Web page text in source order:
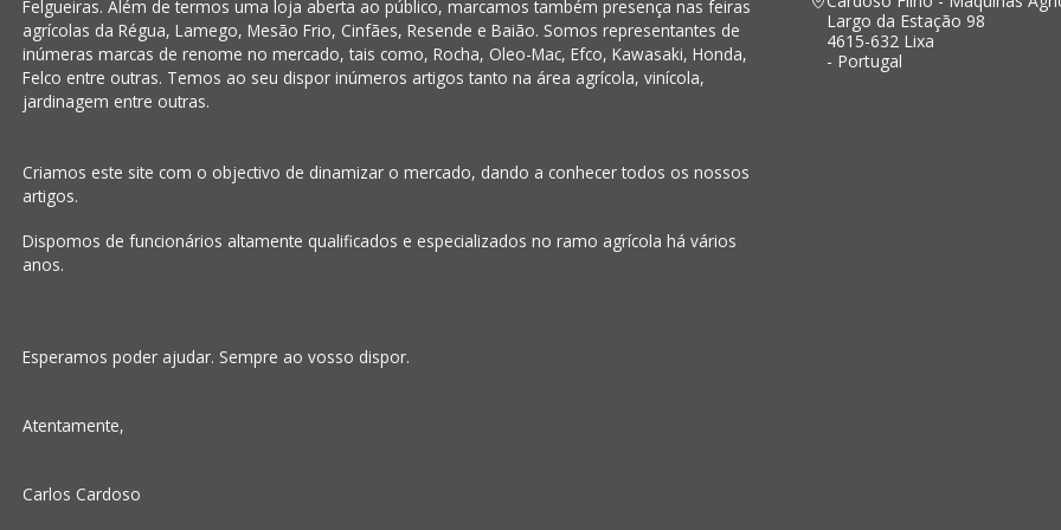
Felgueiras. Além de termos uma loja aberta ao público, marcamos também presença nas feiras
agrícolas da Régua, Lamego, Mesão Frio, Cinfães, Resende e Baião. Somos representantes de
inúmeras marcas de renome no mercado, tais como, Rocha, Oleo-Mac, Efco, Kawasaki, Honda,
Felco entre outras. Temos ao seu dispor inúmeros artigos tanto na área agrícola, vinícola,
jardinagem entre outras.
Criamos este site com o objectivo de dinamizar o mercado, dando a conhecer todos os nossos
artigos.
Dispomos de funcionários altamente qualificados e especializados no ramo agrícola há vários
anos.
Esperamos poder ajudar. Sempre ao vosso dispor.
Atentamente,
Carlos Cardoso
Largo da Estação 98
4615-632 Lixa
- Portugal